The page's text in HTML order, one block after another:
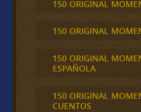
150 ORIGINAL
150 ORIGINAL
150 ORIGINAL
ESPAÑOLA
150 ORIGINAL
CUENTOS